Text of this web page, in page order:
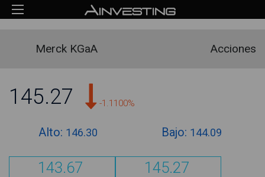
Merck KGaA Acciones
145.27 -1.1100%
Alto: 146.30 Bajo: 144.09
143.67 145.27